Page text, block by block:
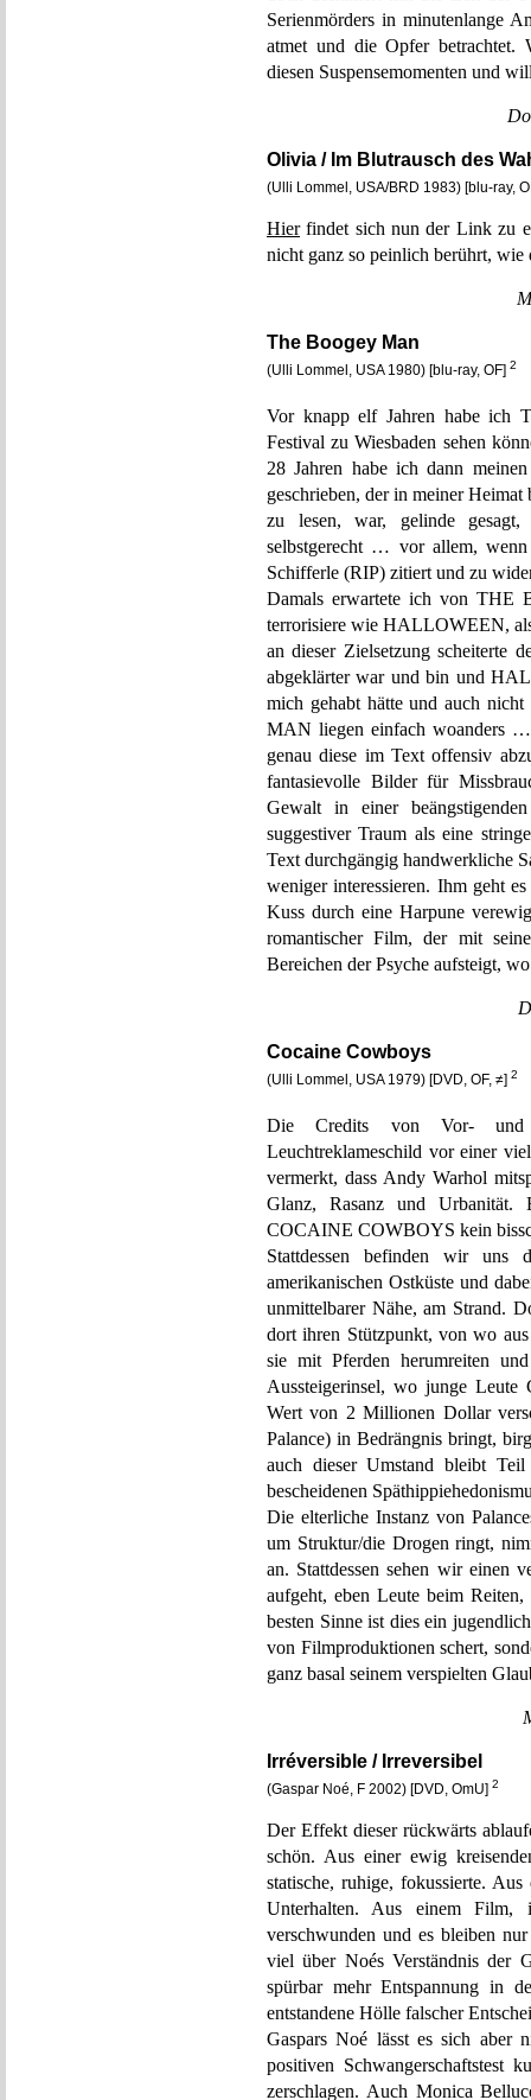
Serienmörders in minutenlange
atmet und die Opfer betrachtet.
diesen Suspensemomenten und
Olivia / Im Blutrausch des
(Ulli Lommel, USA/BRD 1983) [blu-ray,
Hierfindet sich nun der Link zu
nicht ganz so peinlich berührt,
The Boogey Man
(Ulli Lommel, USA 1980) [blu-ray, OF] 2
Vor knapp elf Jahren habe ich
Festival zu Wiesbaden sehen
28 Jahren habe ich dann
geschrieben, der in meiner Heimat
zu lesen, war, gelinde
selbstgerecht … vor allem,
Schifferle (RIP) zitiert und zu
Damals erwartete ich von THE
terrorisiere wie HALLOWEEN,
an dieser Zielsetzung scheiterte
abgeklärter war und bin und
mich gehabt hätte und auch
MAN liegen einfach woanders
genau diese im Text offensiv
fantasievolle Bilder für
Gewalt in einer
suggestiver Traum als eine
Text durchgängig handwerkliche
weniger interessieren. Ihm geht
Kuss durch eine Harpune
romantischer Film, der mit
Bereichen der Psyche aufsteigt,
Cocaine Cowboys
(Ulli Lommel, USA 1979) [DVD, OF, ≠] 2
Die Credits von Vor- und
Leuchtreklameschild vor einer
vermerkt, dass Andy Warhol
Glanz, Rasanz und Urbanität.
COCAINE COWBOYS kein
Stattdessen befinden wir
amerikanischen Ostküste und
unmittelbarer Nähe, am Strand.
dort ihren Stützpunkt, von wo
sie mit Pferden herumreiten
Aussteigerinsel, wo junge
Wert von 2 Millionen Dollar
Palance) in Bedrängnis bringt,
auch dieser Umstand bleibt
bescheidenen
Die elterliche Instanz von
um Struktur/die Drogen ringt,
an. Stattdessen sehen wir einen
aufgeht, eben Leute beim
besten Sinne ist dies ein
von Filmproduktionen schert,
ganz basal seinem verspielten
Irréversible / Irreversibel
(Gaspar Noé, F 2002) [DVD, OmU] 2
Der Effekt dieser rückwärts
schön. Aus einer ewig
statische, ruhige, fokussierte.
Unterhalten. Aus einem
verschwunden und es bleiben
viel über Noés Verständnis der
spürbar mehr Entspannung in
entstandene Hölle falscher
Gaspars Noé lässt es sich aber
positiven Schwangerschaftstest
zerschlagen. Auch Monica